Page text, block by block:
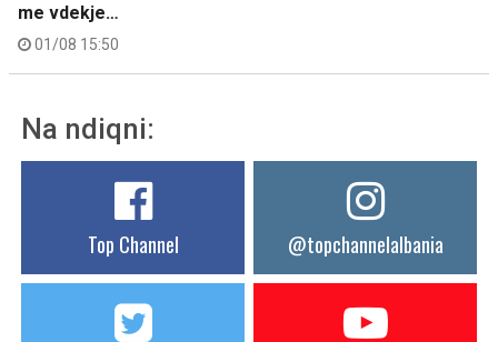
me vdekje…
01/08 15:50
Na ndiqni:
Top Channel @topchannelalbania